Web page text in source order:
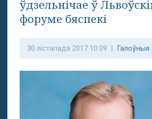
ўдзельнічае ў
форуме бяспекі
30 лістапада 2017 10:09 | Галоўныя